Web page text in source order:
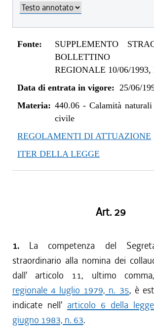
Fonte:
SUPPLEMENTO
BOLLETTINO
REGIONALE 10/06/1993,
Data di entrata in vigore: 25/06/
Materia: 440.06- Calamità
civile
REGOLAMENTI DI ATTUAZIONE
ITER DELLA LEGGE
Art. 29
1. La competenza del
straordinario alla nomina dei
dall' articolo 11, ultimo
regionale 4 luglio 1979, n. 35, è
indicate nell' articolo 6 della
giugno 1983, n. 63.